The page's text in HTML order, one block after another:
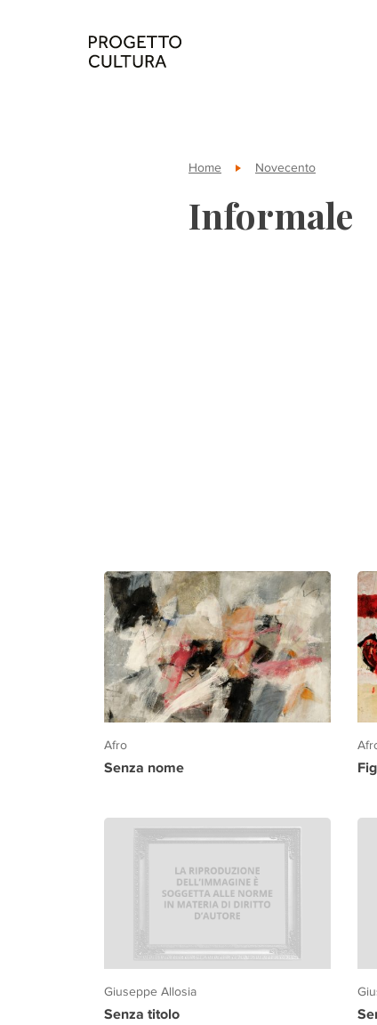
Home Novecento
Informale
Afro
Senza nome
Giuseppe Allosia
Senza titolo